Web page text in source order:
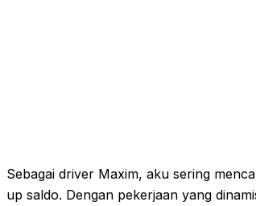
Sebagai driver Maxim, aku sering
up saldo. Dengan pekerjaan yang